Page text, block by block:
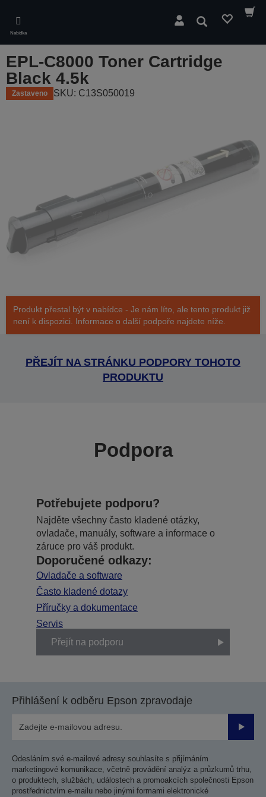
main
content
Nabídka
Hledat
EPL-C8000 Toner Cartridge
Black 4.5k
Zastaveno SKU: C13S050019
Produkt přestal být v nabídce - Je nám líto, ale tento produkt již
není k dispozici. Informace o další podpoře najdete níže.
PŘEJÍT NA STRÁNKU PODPORY TOHOTO
PRODUKTU
Podpora
Potřebujete podporu?
Najděte všechny často kladené otázky,
ovladače, manuály, software a informace o
záruce pro váš produkt.
Doporučené odkazy:
Ovladače a software
Často kladené dotazy
Příručky a dokumentace
Servis
Přejít na podporu
Přihlášení k odběru Epson zpravodaje
Odesláním své e-mailové adresy souhlasíte s přijímáním
marketingové komunikace, včetně provádění analýz a průzkumů trhu,
o produktech, službách, událostech a promoakcích společnosti Epson
prostřednictvím e-mailu nebo jinými formami elektronické